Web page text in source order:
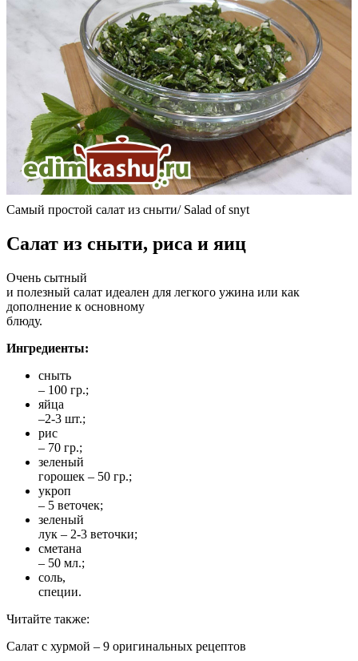
Самый простой салат из сныти/ Salad of snyt
Салат из сныти, риса и яиц
Очень сытный
и полезный салат идеален для легкого ужина или как
дополнение к основному
блюду.
Ингредиенты:
сныть
– 100 гр.;
яйца
–2-3 шт.;
рис
– 70 гр.;
зеленый
горошек – 50 гр.;
укроп
– 5 веточек;
зеленый
лук – 2-3 веточки;
сметана
– 50 мл.;
соль,
специи.
Читайте также:
Салат с хурмой – 9 оригинальных рецептов